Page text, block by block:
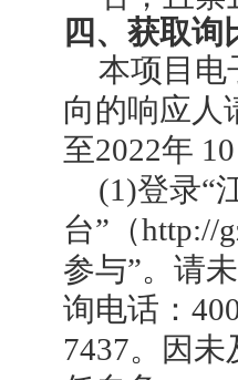
四、获取询
本项目电
向的响应人
至2022年 10
(1)登录“
台”（http://
参与”。请
询电话：
7437。因